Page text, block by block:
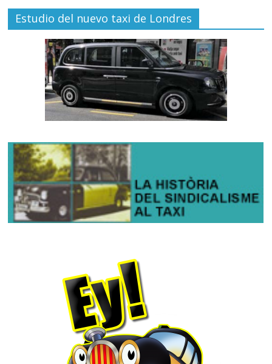
Estudio del nuevo taxi de Londres